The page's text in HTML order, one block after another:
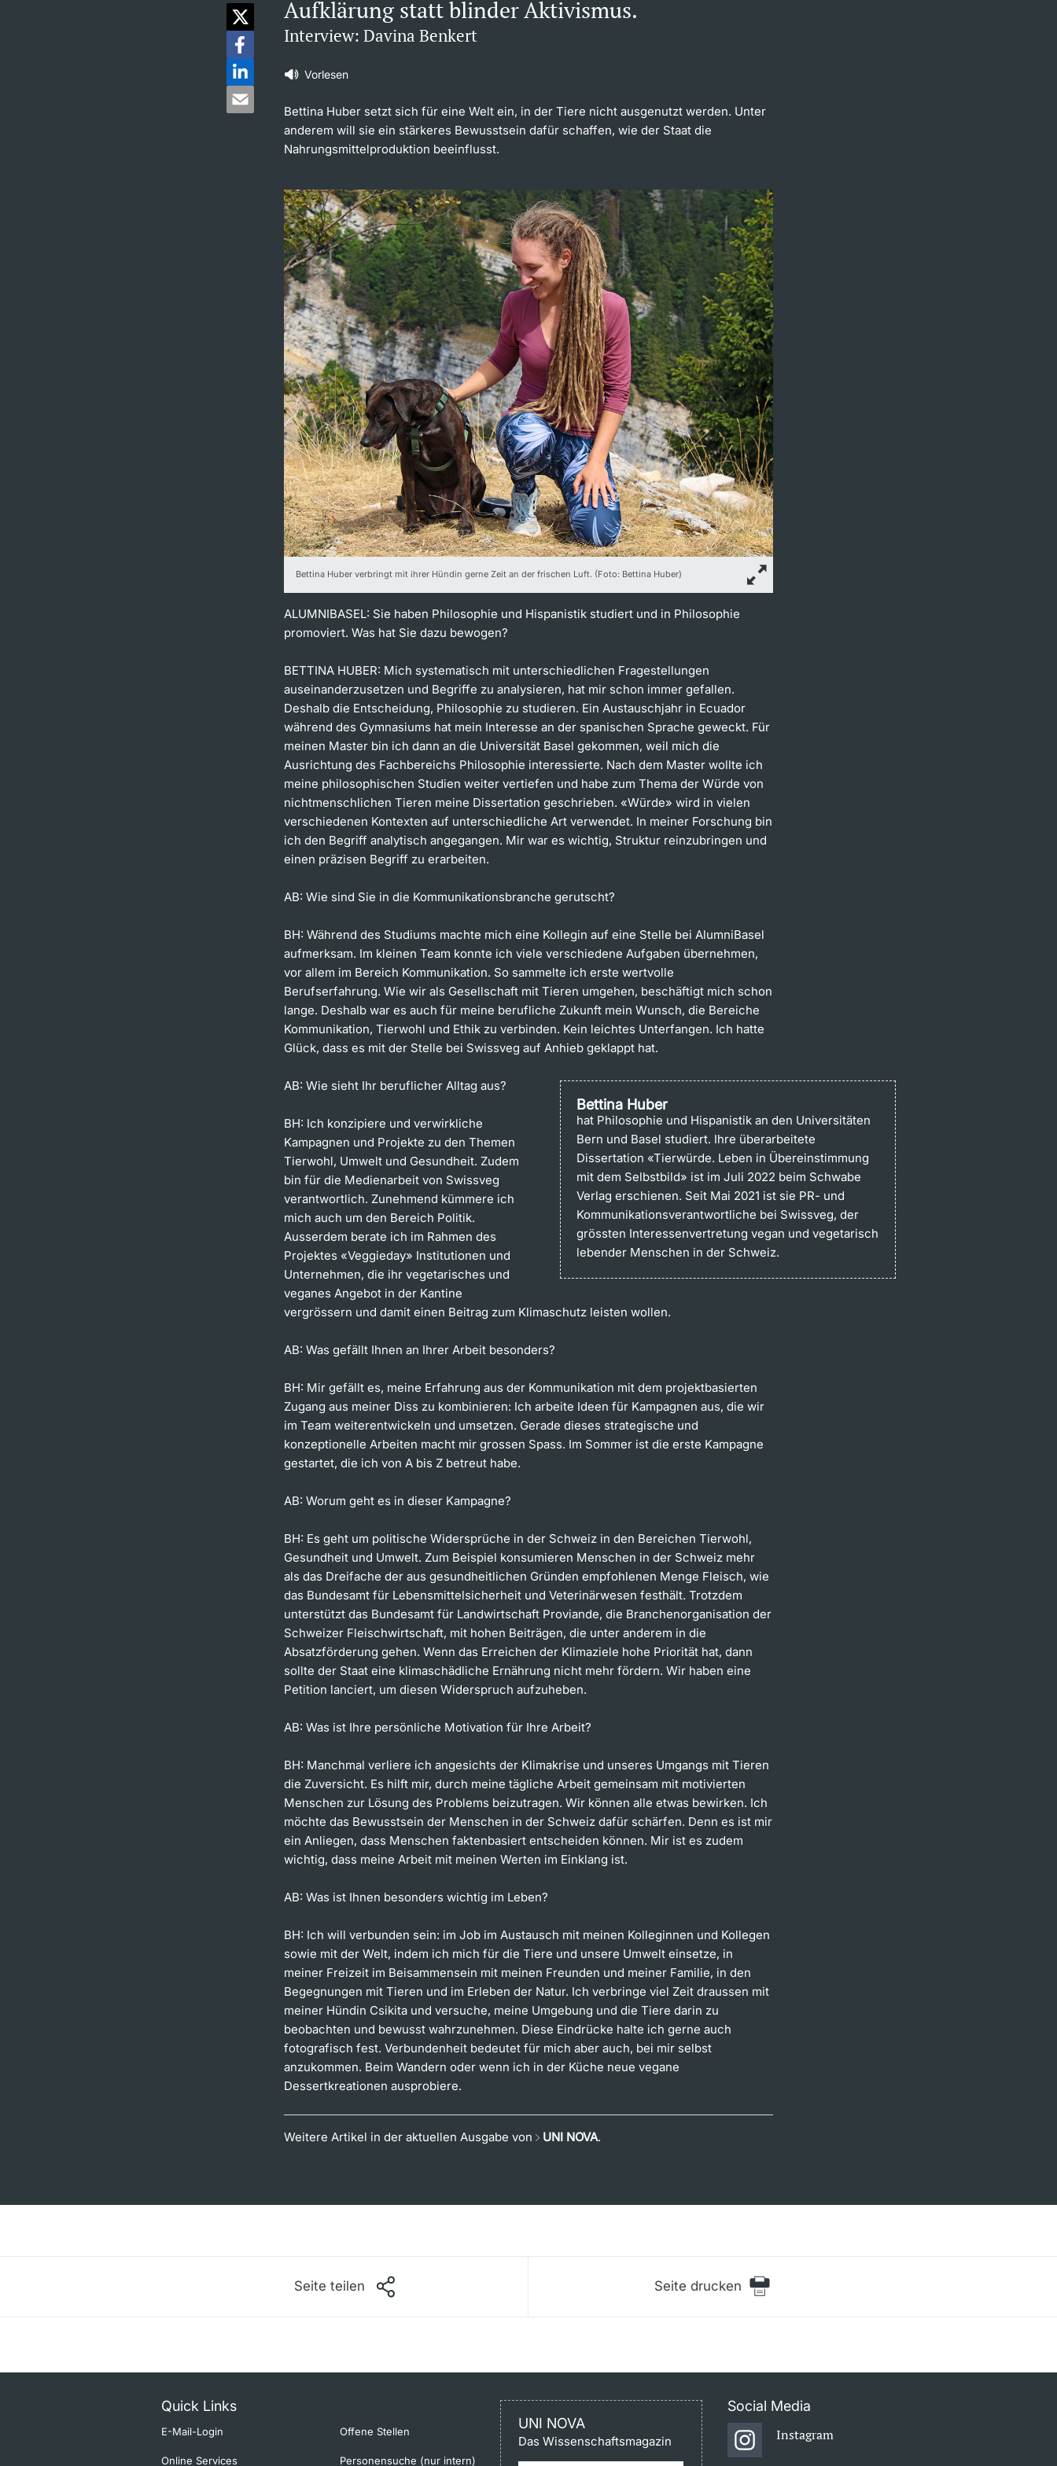
Vorlesen
Aufklärung statt blinder Aktivismus.
Interview: Davina Benkert
Bettina Huber setzt sich für eine Welt ein, in der Tiere nicht ausgenutzt werden. Unter
anderem will sie ein stärkeres Bewusstsein dafür schaffen, wie der Staat die
Nahrungsmittelproduktion beeinflusst.
Bettina Huber verbringt mit ihrer Hündin gerne Zeit an der frischen Luft. (Foto: Bettina Huber)
ALUMNIBASEL: Sie haben Philosophie und Hispanistik studiert und in Philosophie
promoviert. Was hat Sie dazu bewogen?
BETTINA HUBER: Mich systematisch mit unterschiedlichen Fragestellungen
auseinanderzusetzen und Begriffe zu analysieren, hat mir schon immer gefallen.
Deshalb die Entscheidung, Philosophie zu studieren. Ein Austauschjahr in Ecuador
während des Gymnasiums hat mein Interesse an der spanischen Sprache geweckt. Für
meinen Master bin ich dann an die Universität Basel gekommen, weil mich die
Ausrichtung des Fachbereichs Philosophie interessierte. Nach dem Master wollte ich
meine philosophischen Studien weiter vertiefen und habe zum Thema der Würde von
nichtmenschlichen Tieren meine Dissertation geschrieben. «Würde» wird in vielen
verschiedenen Kontexten auf unterschiedliche Art verwendet. In meiner Forschung bin
ich den Begriff analytisch angegangen. Mir war es wichtig, Struktur reinzubringen und
einen präzisen Begriff zu erarbeiten.
AB: Wie sind Sie in die Kommunikationsbranche gerutscht?
BH:Während des Studiums machte mich eine Kollegin auf eine Stelle bei AlumniBasel
aufmerksam. Im kleinen Team konnte ich viele verschiedene Aufgaben übernehmen,
vor allem im Bereich Kommunikation. So sammelte ich erste wertvolle
Berufserfahrung. Wie wir als Gesellschaft mit Tieren umgehen, beschäftigt mich schon
lange. Deshalb war es auch für meine berufliche Zukunft mein Wunsch, die Bereiche
Kommunikation, Tierwohl und Ethik zu verbinden. Kein leichtes Unterfangen. Ich hatte
Glück, dass es mit der Stelle bei Swissveg auf Anhieb geklappt hat.
Bettina Huber
hat Philosophie und Hispanistik an den Universitäten
Bern und Basel studiert. Ihre überarbeitete
Dissertation «Tierwürde. Leben in Übereinstimmung
mit dem Selbstbild» ist im Juli 2022 beim Schwabe
Verlag erschienen. Seit Mai 2021 ist sie PR- und
Kommunikationsverantwortliche bei Swissveg, der
grössten Interessenvertretung vegan und vegetarisch
lebender Menschen in der Schweiz.
AB: Wie sieht Ihr beruflicher Alltag aus?
BH: Ich konzipiere und verwirkliche
Kampagnen und Projekte zu den Themen
Tierwohl, Umwelt und Gesundheit. Zudem
bin für die Medienarbeit von Swissveg
verantwortlich. Zunehmend kümmere ich
mich auch um den Bereich Politik.
Ausserdem berate ich im Rahmen des
Projektes «Veggieday» Institutionen und
Unternehmen, die ihr vegetarisches und
veganes Angebot in der Kantine
vergrössern und damit einen Beitrag zum Klimaschutz leisten wollen.
AB: Was gefällt Ihnen an Ihrer Arbeit besonders?
BH: Mir gefällt es, meine Erfahrung aus der Kommunikation mit dem projektbasierten
Zugang aus meiner Diss zu kombinieren: Ich arbeite Ideen für Kampagnen aus, die wir
im Team weiterentwickeln und umsetzen. Gerade dieses strategische und
konzeptionelle Arbeiten macht mir grossen Spass. Im Sommer ist die erste Kampagne
gestartet, die ich von A bis Z betreut habe.
AB: Worum geht es in dieser Kampagne?
BH: Es geht um politische Widersprüche in der Schweiz in den Bereichen Tierwohl,
Gesundheit und Umwelt. Zum Beispiel konsumieren Menschen in der Schweiz mehr
als das Dreifache der aus gesundheitlichen Gründen empfohlenen Menge Fleisch, wie
das Bundesamt für Lebensmittelsicherheit und Veterinärwesen festhält. Trotzdem
unterstützt das Bundesamt für Landwirtschaft Proviande, die Branchenorganisation der
Schweizer Fleischwirtschaft, mit hohen Beiträgen, die unter anderem in die
Absatzförderung gehen. Wenn das Erreichen der Klimaziele hohe Priorität hat, dann
sollte der Staat eine klimaschädliche Ernährung nicht mehr fördern. Wir haben eine
Petition lanciert, um diesen Widerspruch aufzuheben.
AB: Was ist Ihre persönliche Motivation für Ihre Arbeit?
BH: Manchmal verliere ich angesichts der Klimakrise und unseres Umgangs mit Tieren
die Zuversicht. Es hilft mir, durch meine tägliche Arbeit gemeinsam mit motivierten
Menschen zur Lösung des Problems beizutragen. Wir können alle etwas bewirken. Ich
möchte das Bewusstsein der Menschen in der Schweiz dafür schärfen. Denn es ist mir
ein Anliegen, dass Menschen faktenbasiert entscheiden können. Mir ist es zudem
wichtig, dass meine Arbeit mit meinen Werten im Einklang ist.
AB: Was ist Ihnen besonders wichtig im Leben?
BH: Ich will verbunden sein: im Job im Austausch mit meinen Kolleginnen und Kollegen
sowie mit der Welt, indem ich mich für die Tiere und unsere Umwelt einsetze, in
meiner Freizeit im Beisammensein mit meinen Freunden und meiner Familie, in den
Begegnungen mit Tieren und im Erleben der Natur. Ich verbringe viel Zeit draussen mit
meiner Hündin Csikita und versuche, meine Umgebung und die Tiere darin zu
beobachten und bewusst wahrzunehmen. Diese Eindrücke halte ich gerne auch
fotografisch fest. Verbundenheit bedeutet für mich aber auch, bei mir selbst
anzukommen. Beim Wandern oder wenn ich in der Küche neue vegane
Dessertkreationen ausprobiere.
Weitere Artikel in der aktuellen Ausgabe von UNI NOVA.
Seite teilen Seite drucken
Quick Links
E-Mail-Login Offene Stellen
Online Services Personensuche (nur intern)
UNI NOVA
Das Wissenschaftsmagazin
Social Media
Instagram